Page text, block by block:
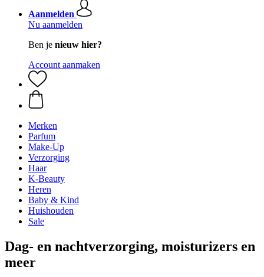
Aanmelden
Nu aanmelden
Ben je nieuw hier?
Account aanmaken
Merken
Parfum
Make-Up
Verzorging
Haar
K-Beauty
Heren
Baby & Kind
Huishouden
Sale
Dag- en nachtverzorging, moisturizers en
meer